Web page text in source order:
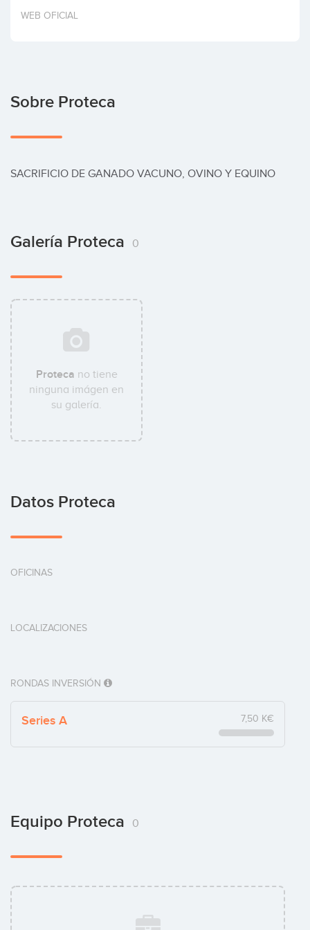
Invertir
WEB OFICIAL
Sobre Proteca
SACRIFICIO DE GANADO VACUNO, OVINO Y EQUINO
Galería Proteca 0
Proteca no tiene
ninguna imágen en
su galería.
Datos Proteca
OFICINAS
LOCALIZACIONES
RONDAS INVERSIÓN
Series A 7,50 K€
Equipo Proteca 0